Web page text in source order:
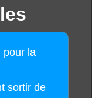
pour la
sortir de